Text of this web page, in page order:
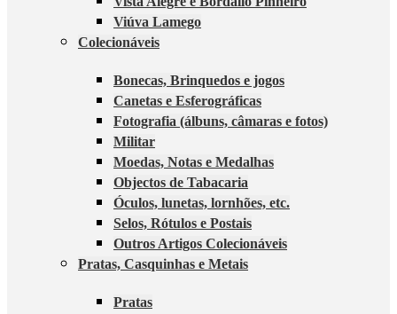
Viúva Lamego
Colecionáveis
Bonecas, Brinquedos e jogos
Canetas e Esferográficas
Fotografia (álbuns, câmaras e fotos)
Militar
Moedas, Notas e Medalhas
Objectos de Tabacaria
Óculos, lunetas, lornhões, etc.
Selos, Rótulos e Postais
Outros Artigos Colecionáveis
Pratas, Casquinhas e Metais
Pratas